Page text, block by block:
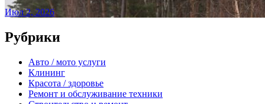
Июл 2, 2026
Рубрики
Авто / мото услуги
Клининг
Красота / здоровье
Ремонт и обслуживание техники